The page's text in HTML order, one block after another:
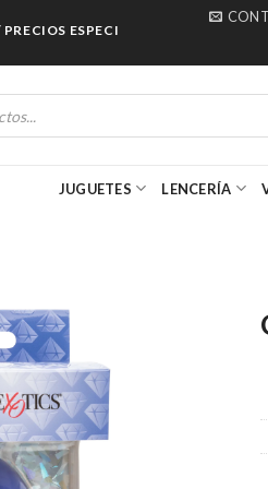
ESPECIALES PARA MAYORISTAS
JUGUETES LENCERÍA